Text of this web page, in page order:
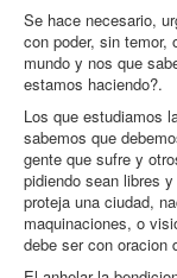
Se hace necesario,
con poder, sin temor,
mundo y nos que
estamos haciendo?.
Los que estudiamos
sabemos que
gente que sufre y
pidiendo sean libres
proteja una ciudad,
maquinaciones, o
debe ser con oracion